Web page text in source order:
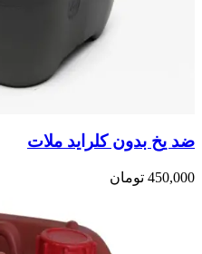
ضد یخ بدون کلراید ملات
450,000 تومان